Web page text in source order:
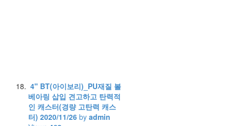
4" BT(아이보리)_PU재질 볼
베아링 삽입 견고하고 탄력적
인 캐스터(경량 고탄력 캐스
터) 2020/11/26 by admin